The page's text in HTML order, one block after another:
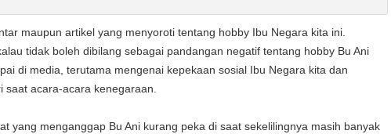
maupun artikel yang menyoroti tentang hobby Ibu Negara kita ini.
tidak boleh dibilang sebagai pandangan negatif tentang hobby Bu Ani
di media, terutama mengenai kepekaan sosial Ibu Negara kita dan
saat acara-acara kenegaraan.
yang menganggap Bu Ani kurang peka di saat sekelilingnya masih banyak